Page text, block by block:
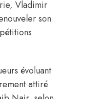
Vladimir
son
évoluant
attiré